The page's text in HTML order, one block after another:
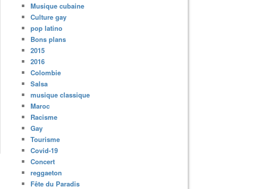
Musique cubaine
Culture gay
pop latino
Bons plans
2015
2016
Colombie
Salsa
musique classique
Maroc
Racisme
Gay
Tourisme
Covid-19
Concert
reggaeton
Fête du Paradis